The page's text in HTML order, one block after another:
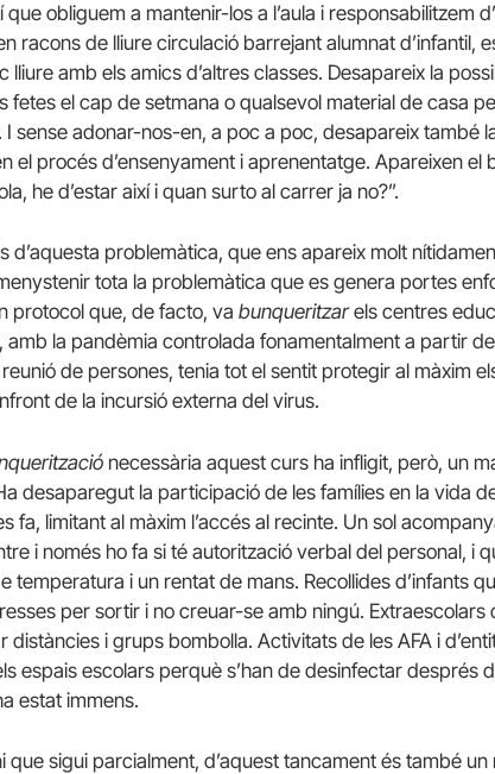
que obliguem a mantenir-los a l’aula i responsabilitzem
racons de lliure circulació barrejant alumnat d’infantil,
lliure amb els amics d’altres classes. Desapareix la
fetes el cap de setmana o qualsevol material de casa
sense adonar-nos-en, a poc a poc, desapareix també
el procés d’ensenyament i aprenentatge. Apareixen el
he d’estar així i quan surto al carrer ja no?”.
d’aquesta problemàtica, que ens apareix molt
tota la problemàtica que es genera portes
protocol que, de facto, va bunqueritzarels centres
amb la pandèmia controlada fonamentalment a partir
de persones, tenia tot el sentit protegir al màxim
de la incursió externa del virus.
necessària aquest curs ha infligit, però, un
desaparegut la participació de les famílies en la vida
fa, limitant al màxim l’accés al recinte. Un sol
i només ho fa si té autorització verbal del personal, i
temperatura i un rentat de mans. Recollides d’infants
per sortir i no creuar-se amb ningú.
distàncies i grups bombolla. Activitats de les AFA i
espais escolars perquè s’han de desinfectar després
estat immens.
que sigui parcialment, d’aquest tancament és també